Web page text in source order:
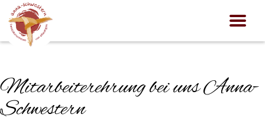
Mitarbeiterehrung bei uns Anna-
Schwestern